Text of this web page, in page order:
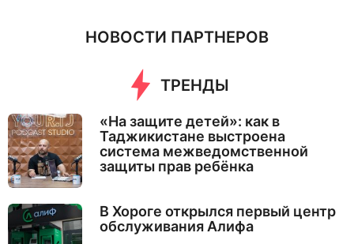
НОВОСТИ ПАРТНЕРОВ
ТРЕНДЫ
«На защите детей»: как в
Таджикистане выстроена
система межведомственной
защиты прав ребёнка
В Хороге открылся первый центр
обслуживания Алифа